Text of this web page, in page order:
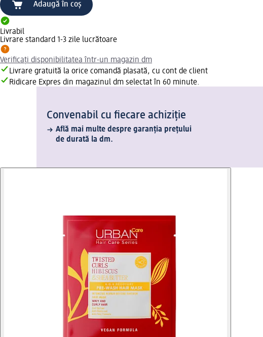
Adaugă în coș
Livrabil
Livrare standard 1-3 zile lucrătoare
Verificați disponibilitatea într-un magazin dm
Livrare gratuită la orice comandă plasată, cu cont de client
Ridicare Expres din magazinul dm selectat în 60 minute.
Convenabil cu fiecare achiziție
Află mai multe despre garanția prețului
de durată la dm.